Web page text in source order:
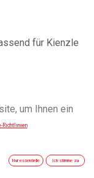
für Kienzle
um Ihnen ein
Richtlinien
Nur essentielle Ich stimme zu